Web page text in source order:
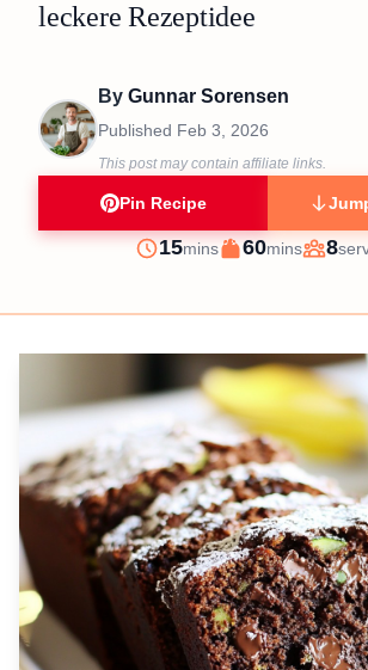
leckere Rezeptidee
By Gunnar Sorensen
Published Feb 3, 2026
This post may contain affiliate links.
Pin Recipe
Prep
15minutes
mins
Cook
60minutes
mins 8